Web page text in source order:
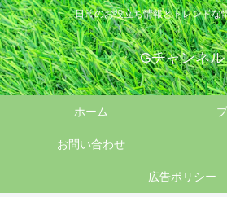
日常のお役立ち情報とトレンドな
Gチャンネル
ホーム
お問い合わせ
広告ポリシー